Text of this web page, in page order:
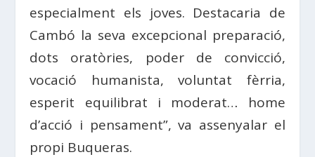
especialment els joves. Destacaria de
Cambó la seva excepcional preparació,
dots oratòries, poder de convicció,
vocació humanista, voluntat fèrria,
esperit equilibrat i moderat… home
d’acció i pensament”, va assenyalar el
propi Buqueras.